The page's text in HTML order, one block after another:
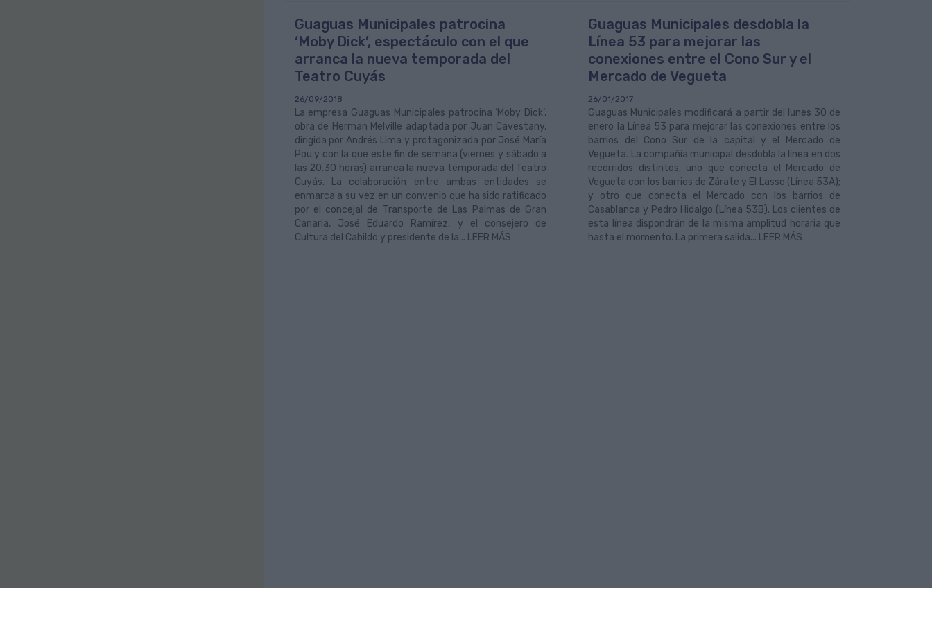
Guaguas Municipales patrocina
‘Moby Dick’, espectáculo con el que
arranca la nueva temporada del
Teatro Cuyás
26/09/2018
La empresa Guaguas Municipales patrocina ‘Moby Dick’,
obra de Herman Melville adaptada por Juan Cavestany,
dirigida por Andrés Lima y protagonizada por José María
Pou y con la que este fin de semana (viernes y sábado a
las 20.30 horas) arranca la nueva temporada del Teatro
Cuyás. La colaboración entre ambas entidades se
enmarca a su vez en un convenio que ha sido ratificado
por el concejal de Transporte de Las Palmas de Gran
Canaria, José Eduardo Ramírez, y el consejero de
Cultura del Cabildo y presidente de la... LEER MÁS
Guaguas Municipales desdobla la
Línea 53 para mejorar las
conexiones entre el Cono Sur y el
Mercado de Vegueta
26/01/2017
Guaguas Municipales modificará a partir del lunes 30 de
enero la Línea 53 para mejorar las conexiones entre los
barrios del Cono Sur de la capital y el Mercado de
Vegueta. La compañía municipal desdobla la línea en dos
recorridos distintos, uno que conecta el Mercado de
Vegueta con los barrios de Zárate y El Lasso (Línea 53A);
y otro que conecta el Mercado con los barrios de
Casablanca y Pedro Hidalgo (Línea 53B). Los clientes de
esta línea dispondrán de la misma amplitud horaria que
hasta el momento. La primera salida... LEER MÁS